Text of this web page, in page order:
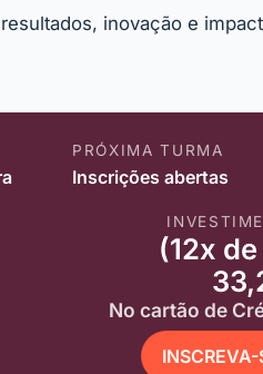
inovação e
PRÓXIMA TURMA
Inscrições abertas
(12x
No cartão de
INSCREVA-